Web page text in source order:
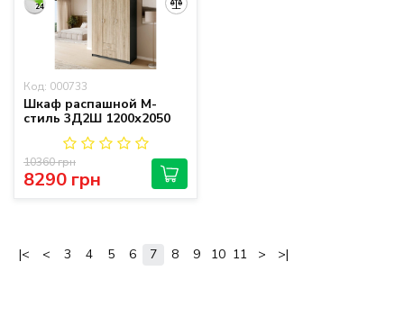
24
Код: 000733
Шкаф распашной М-
стиль 3Д2Ш 1200х2050
8290 грн
10360 грн
|< < 3 4 5 6 7 8 9 10 11 > >|